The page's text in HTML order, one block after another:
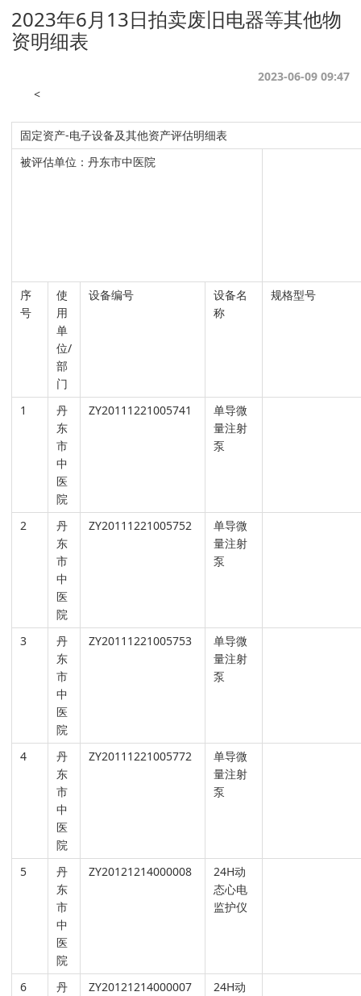
2023年6月13日拍卖废旧电器等其他物
资明细表
2023-06-09 09:47
<
固定资产-电子设备及其他资产评估明细表
被评估单位：丹东市中医院
序
号
使
用
单
位/
部
门
设备编号
设备名
称
规格型号
1
丹
东
市
中
医
院
ZY20111221005741
单导微
量注射
泵
2
丹
东
市
中
医
院
ZY20111221005752
单导微
量注射
泵
3
丹
东
市
中
医
院
ZY20111221005753
单导微
量注射
泵
4
丹
东
市
中
医
院
ZY20111221005772
单导微
量注射
泵
5
丹
东
市
中
医
院
ZY20121214000008
24H动
态心电
监护仪
6
丹
ZY20121214000007
24H动